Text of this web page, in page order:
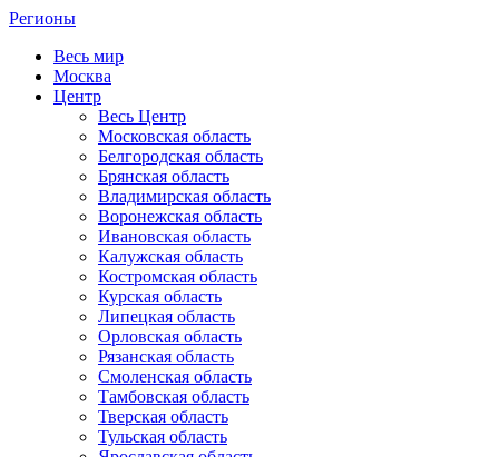
Регионы
Весь мир
Москва
Центр
Весь Центр
Московская область
Белгородская область
Брянская область
Владимирская область
Воронежская область
Ивановская область
Калужская область
Костромская область
Курская область
Липецкая область
Орловская область
Рязанская область
Смоленская область
Тамбовская область
Тверская область
Тульская область